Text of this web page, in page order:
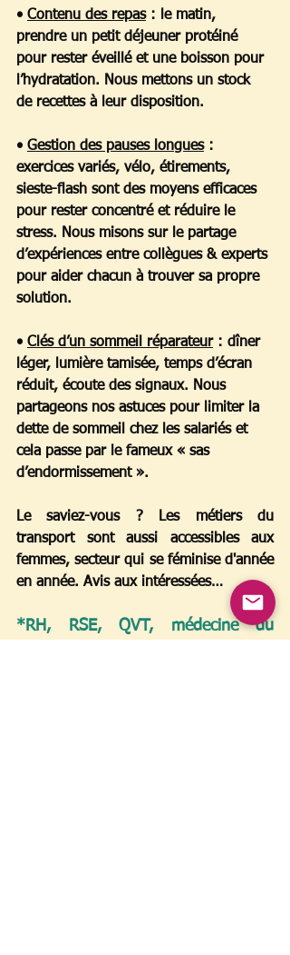
• Contenu des repas : le matin,
prendre un petit déjeuner protéiné
pour rester éveillé et une boisson pour
l’hydratation. Nous mettons un stock
de recettes à leur disposition.
• Gestion des pauses longues :
exercices variés, vélo, étirements,
sieste-flash sont des moyens efficaces
pour rester concentré et réduire le
stress. Nous misons sur le partage
d’expériences entre collègues & experts
pour aider chacun à trouver sa propre
solution.
• Clés d’un sommeil réparateur : dîner
léger, lumière tamisée, temps d’écran
réduit, écoute des signaux. Nous
partageons nos astuces pour limiter la
dette de sommeil chez les salariés et
cela passe par le fameux « sas
d’endormissement ».
Le saviez-vous ? Les métiers du
transport sont aussi accessibles aux
femmes, secteur qui se féminise d'année
en année. Avis aux intéressées…
*RH, RSE, QVT, médecine du